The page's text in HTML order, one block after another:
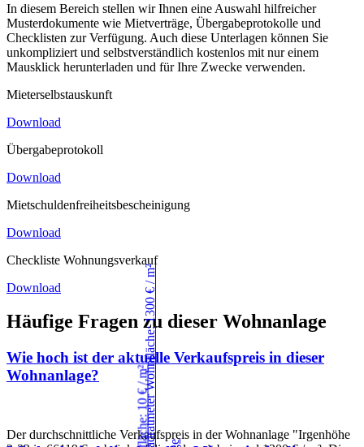
In diesem Bereich stellen wir Ihnen eine Auswahl hilfreicher
Musterdokumente wie Mietverträge, Übergabeprotokolle und
Checklisten zur Verfügung. Auch diese Unterlagen können Sie
unkompliziert und selbstverständlich kostenlos mit nur einem
Mausklick herunterladen und für Ihre Zwecke verwenden.
Mieterselbstauskunft
Download
Übergabeprotokoll
Download
Mietschuldenfreiheitsbescheinigung
Download
Checkliste Wohnungsverkauf
Download
Häufige Fragen zu dieser Wohnanlage
Wie hoch ist der aktuelle Verkaufspreis in dieser
Wohnanlage?
Der durchschnittliche Verkaufspreis in der Wohnanlage "Irgenhöhe